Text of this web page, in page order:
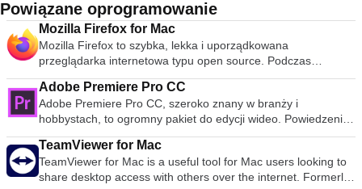
Powiązane oprogramowanie
Mozilla Firefox for Mac
Mozilla Firefox to szybka, lekka i uporządkowana
przeglądarka internetowa typu open source. Podczas
publicznej premiery w 2004 roku Mozilla Firefox była pierwszą
przeglądarką, która podważyła dominację Microsoft Internet
Explorer. Od tego czasu Mozilla Firefox konsekwentnie
pojawia się w 3 najpopularniejszych przeglądarkach na całym
świecie. Chociaż udział przeglądarki w rynku jest niższy w
przypadku systemu OS X, nadal jest jedną z
najpopularniejszych przeglądarek dostępnych na platformie
Mac. Kluczowe funkcje, które sprawiły, że Mozilla Firefox jest
Adobe Premiere Pro CC
Adobe Premiere Pro CC, szeroko znany w branży i
hobbystach, to ogromny pakiet do edycji wideo. Powiedzenie,
że było to oprogramowanie na poziomie profesjonalnym,
wydaje się mało powiedziane, Adobe Premiere Pro CC jest
powszechnie używane przez studia filmowe Hollyword do
edycji produkcji na poziomie filmowym. Adobe Premiere Pro
TeamViewer for Mac
TeamViewer for Mac is a useful tool for Mac users looking to
share desktop access with others over the internet. Formerly